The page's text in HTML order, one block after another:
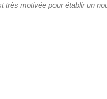
très motivée pour établir un